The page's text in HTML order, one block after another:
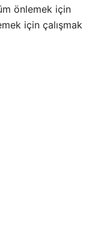
önlemek için
için çalışmak